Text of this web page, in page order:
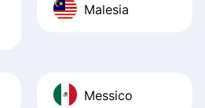
Malesia
Messico